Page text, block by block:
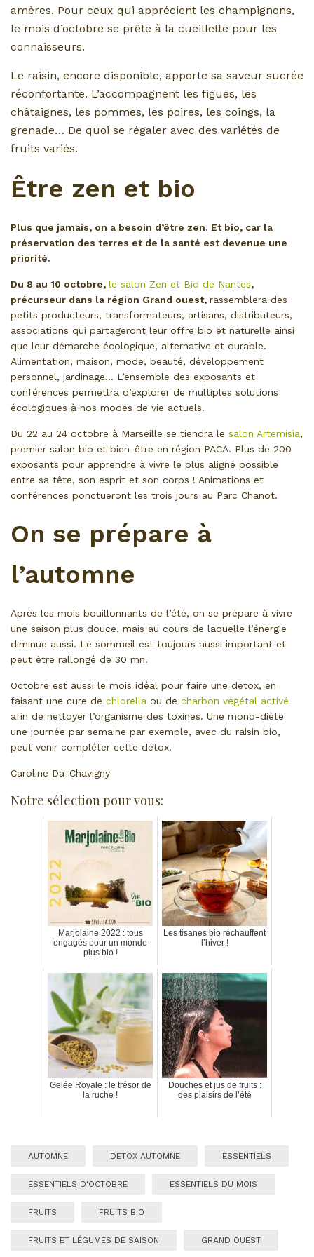
amères. Pour ceux qui apprécient les champignons,
le mois d’octobre se prête à la cueillette pour les
connaisseurs.
Le raisin, encore disponible, apporte sa saveur sucrée
réconfortante. L’accompagnent les figues, les
châtaignes, les pommes, les poires, les coings, la
grenade… De quoi se régaler avec des variétés de
fruits variés.
Être zen et bio
Plus que jamais, on a besoin d’être zen. Et bio, car la
préservation des terres et de la santé est devenue une
priorité.
Du 8 au 10 octobre, le salon Zen et Bio de Nantes,
précurseur dans la région Grand ouest, rassemblera des
petits producteurs, transformateurs, artisans, distributeurs,
associations qui partageront leur offre bio et naturelle ainsi
que leur démarche écologique, alternative et durable.
Alimentation, maison, mode, beauté, développement
personnel, jardinage… L’ensemble des exposants et
conférences permettra d’explorer de multiples solutions
écologiques à nos modes de vie actuels.
Du 22 au 24 octobre à Marseille se tiendra le salon Artemisia,
premier salon bio et bien-être en région PACA. Plus de 200
exposants pour apprendre à vivre le plus aligné possible
entre sa tête, son esprit et son corps ! Animations et
conférences ponctueront les trois jours au Parc Chanot.
On se prépare à
l’automne
Après les mois bouillonnants de l’été, on se prépare à vivre
une saison plus douce, mais au cours de laquelle l’énergie
diminue aussi. Le sommeil est toujours aussi important et
peut être rallongé de 30 mn.
Octobre est aussi le mois idéal pour faire une detox, en
faisant une cure de chlorella ou de charbon végétal activé
afin de nettoyer l’organisme des toxines. Une mono-diète
une journée par semaine par exemple, avec du raisin bio,
peut venir compléter cette détox.
Caroline Da-Chavigny
Notre sélection pour vous:
Marjolaine 2022 : tous
engagés pour un monde
plus bio !
Les tisanes bio réchauffent
l’hiver !
Gelée Royale : le trésor de
la ruche !
Douches et jus de fruits :
des plaisirs de l’été
AUTOMNE DETOX AUTOMNE ESSENTIELS
ESSENTIELS D'OCTOBRE ESSENTIELS DU MOIS
FRUITS FRUITS BIO
FRUITS ET LÉGUMES DE SAISON GRAND OUEST